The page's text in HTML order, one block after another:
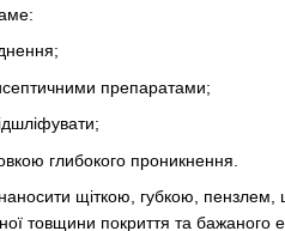
препаратами;
глибокого проникнення.
щіткою, губкою, пензлем,
товщини покриття та